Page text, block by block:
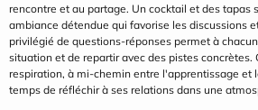
rencontre et au partage. Un cocktail et des tapas
ambiance détendue qui favorise les discussions
privilégié de questions-réponses permet à
situation et de repartir avec des pistes concrètes.
respiration, à mi-chemin entre l'apprentissage et
temps de réfléchir à ses relations dans une